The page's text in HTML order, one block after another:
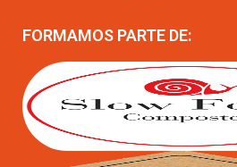
FORMAMOS PARTE DE: